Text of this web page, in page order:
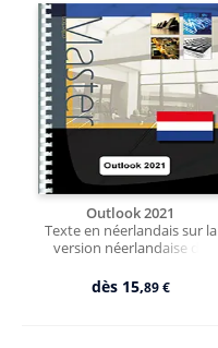
Outlook 2021
Texte en néerlandais sur la
version néerlandaise du
dès 15,89 €